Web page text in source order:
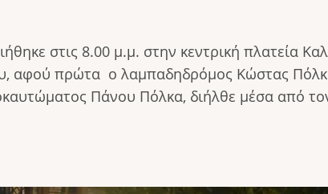
στις 8.00 μ.μ. στην κεντρική πλατεία
αφού πρώτα ο λαμπαδηδρόμος Κώστας
Πάνου Πόλκα, διήλθε μέσα από